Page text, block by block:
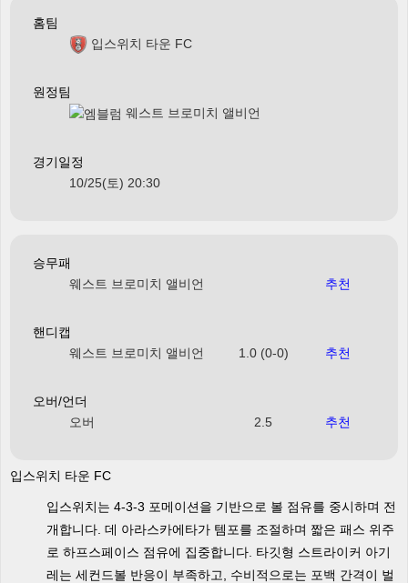
홈팀
입스위치 타운 FC
원정팀
웨스트 브로미치 앨비언
경기일정
10/25(토) 20:30
승무패
웨스트 브로미치 앨비언
추천
핸디캡
웨스트 브로미치 앨비언
1.0 (0-0) 추천
오버/언더
오버
2.5 추천
입스위치 타운 FC
입스위치는 4-3-3 포메이션을 기반으로 볼 점유를 중시하며 전
개합니다. 데 아라스카에타가 템포를 조절하며 짧은 패스 위주
로 하프스페이스 점유에 집중합니다. 타깃형 스트라이커 아기
레는 세컨드볼 반응이 부족하고, 수비적으로는 포백 간격이 벌